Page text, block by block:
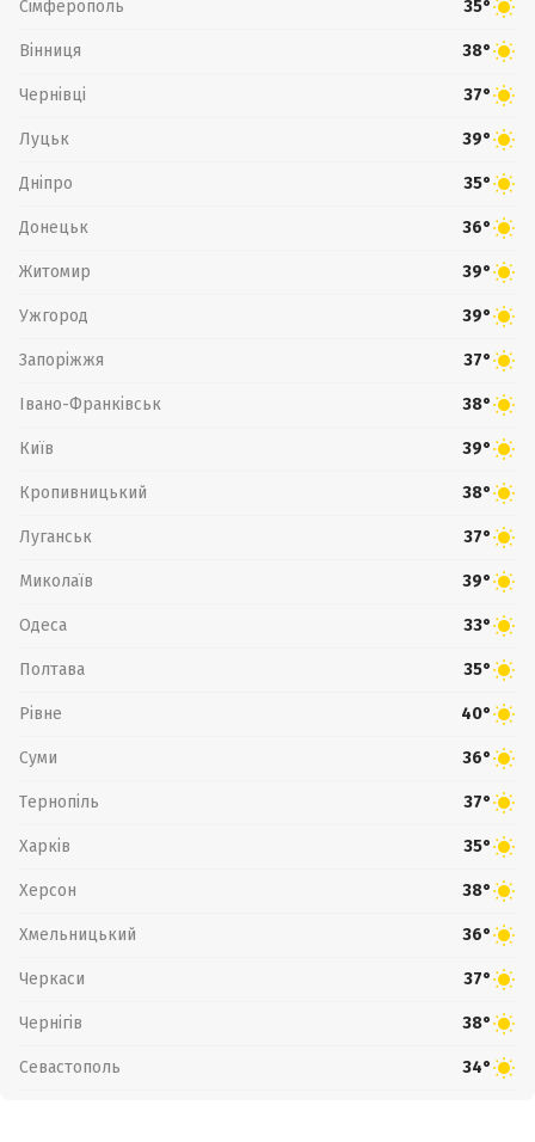
Сімферополь 35°
Вінниця 38°
Чернівці 37°
Луцьк 39°
Дніпро 35°
Донецьк 36°
Житомир 39°
Ужгород 39°
Запоріжжя 37°
Івано-Франківськ 38°
Київ 39°
Кропивницький 38°
Луганськ 37°
Миколаїв 39°
Одеса 33°
Полтава 35°
Рівне 40°
Суми 36°
Тернопіль 37°
Харків 35°
Херсон 38°
Хмельницький 36°
Черкаси 37°
Чернігів 38°
Севастополь 34°